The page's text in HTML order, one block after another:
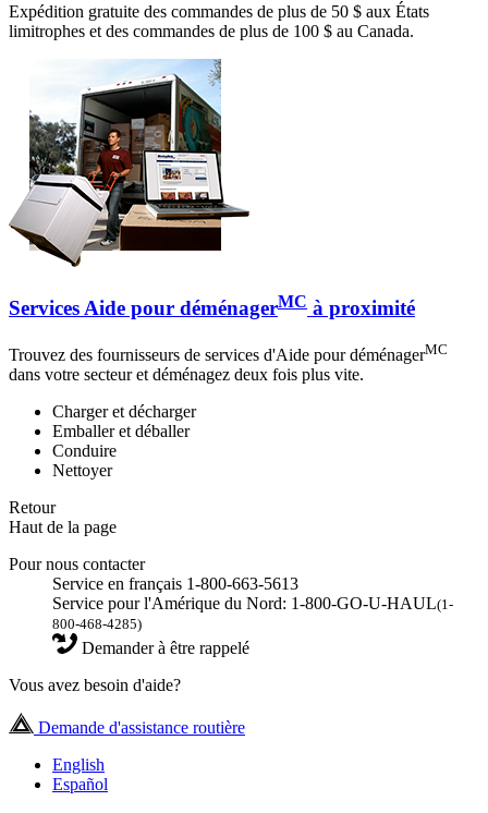
Expédition gratuite des commandes de plus de 50 $ aux États
limitrophes et des commandes de plus de 100 $ au Canada.
Services Aide pour déménagerMC à proximité
Trouvez des fournisseurs de services d'Aide pour déménagerMC
dans votre secteur et déménagez deux fois plus vite.
Charger et décharger
Emballer et déballer
Conduire
Nettoyer
Retour
Haut de la page
Pour nous contacter
Service en français 1-800-663-5613
Service pour l'Amérique du Nord: 1-800-GO-U-HAUL(1-
800-468-4285)
Demander à être rappelé
Vous avez besoin d'aide?
Demande d'assistance routière
English
Español